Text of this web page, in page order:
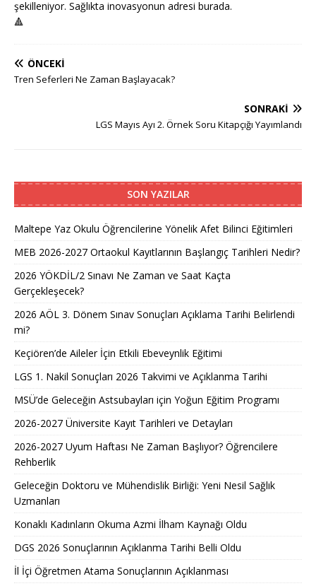
şekilleniyor. Sağlıkta inovasyonun adresi burada.
🔺
ÖNCEKI
Tren Seferleri Ne Zaman Başlayacak?
SONRAKI
LGS Mayıs Ayı 2. Örnek Soru Kitapçığı Yayımlandı
SON YAZILAR
Maltepe Yaz Okulu Öğrencilerine Yönelik Afet Bilinci Eğitimleri
MEB 2026-2027 Ortaokul Kayıtlarının Başlangıç Tarihleri Nedir?
2026 YÖKDİL/2 Sınavı Ne Zaman ve Saat Kaçta
Gerçekleşecek?
2026 AÖL 3. Dönem Sınav Sonuçları Açıklama Tarihi Belirlendi
mi?
Keçiören’de Aileler İçin Etkili Ebeveynlik Eğitimi
LGS 1. Nakil Sonuçları 2026 Takvimi ve Açıklanma Tarihi
MSÜ’de Geleceğin Astsubayları için Yoğun Eğitim Programı
2026-2027 Üniversite Kayıt Tarihleri ve Detayları
2026-2027 Uyum Haftası Ne Zaman Başlıyor? Öğrencilere
Rehberlik
Geleceğin Doktoru ve Mühendislik Birliği: Yeni Nesil Sağlık
Uzmanları
Konaklı Kadınların Okuma Azmi İlham Kaynağı Oldu
DGS 2026 Sonuçlarının Açıklanma Tarihi Belli Oldu
İl İçi Öğretmen Atama Sonuçlarının Açıklanması